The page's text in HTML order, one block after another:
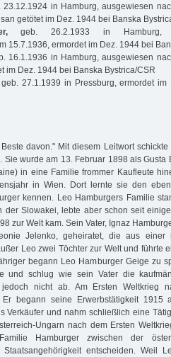
23.12.1924 in Hamburg, ausgewiesen
getötet im Dez. 1944 bei Banska
geb. 26.2.1933 in Hamburg,
15.7.1936, ermordet im Dez. 1944 bei
16.1.1936 in Hamburg, ausgewiesen
im Dez. 1944 bei Banska Bystrica/CSR
27.1.1939 in Pressburg, ermordet im
davon." Mit diesem Leitwort
Sie wurde am 13. Februar 1898 als Gusta
in eine Familie frommer Kaufleute
in Wien. Dort lernte sie den
kennen. Leo Hamburgers Familie
der Slowakei, lebte aber schon seit
zur Welt kam. Sein Vater, Ignaz
Jelenko, geheiratet, die aus einer
Leo zwei Töchter zur Welt und führte
begann Leo Hamburger Geige zu
und schlug wie sein Vater die
nicht ab. Am Ersten Weltkrieg
begann seine Erwerbstätigkeit 1915
Verkäufer und nahm schließlich eine
Ungarn nach dem Ersten
Hamburger zwischen der
Staatsangehörigkeit entscheiden. Weil